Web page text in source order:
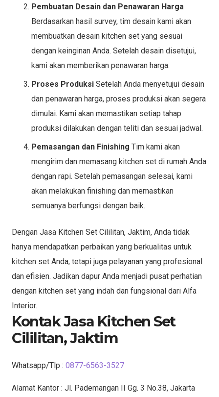
Pembuatan Desain dan Penawaran Harga
Berdasarkan hasil survey, tim desain kami akan
membuatkan desain kitchen set yang sesuai
dengan keinginan Anda. Setelah desain disetujui,
kami akan memberikan penawaran harga.
Proses Produksi Setelah Anda menyetujui desain
dan penawaran harga, proses produksi akan segera
dimulai. Kami akan memastikan setiap tahap
produksi dilakukan dengan teliti dan sesuai jadwal.
Pemasangan dan Finishing Tim kami akan
mengirim dan memasang kitchen set di rumah Anda
dengan rapi. Setelah pemasangan selesai, kami
akan melakukan finishing dan memastikan
semuanya berfungsi dengan baik.
Dengan Jasa Kitchen Set Cililitan, Jaktim, Anda tidak
hanya mendapatkan perbaikan yang berkualitas untuk
kitchen set Anda, tetapi juga pelayanan yang profesional
dan efisien. Jadikan dapur Anda menjadi pusat perhatian
dengan kitchen set yang indah dan fungsional dari Alfa
Interior.
Kontak Jasa Kitchen Set
Cililitan, Jaktim
Whatsapp/Tlp : 0877-6563-3527
Alamat Kantor : Jl. Pademangan II Gg. 3 No.38, Jakarta